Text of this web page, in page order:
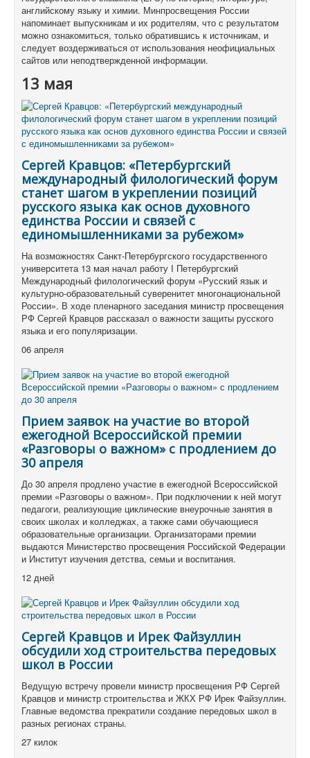
английскому языку и химии. Минпросвещения России
напоминает выпускникам и их родителям, что с результатом
можно ознакомиться, только обратившись к источникам, и
следует воздерживаться от использования неофициальных
сайтов или неподтвержденной информации.
13 мая
Сергей Кравцов: «Петербургский
международный филологический форум
станет шагом в укреплении позиций
русского языка как основ духовного
единства России и связей с
единомышленниками за рубежом»
На возможностях Санкт-Петербургского государственного
университета 13 мая начал работу I Петербургский
Международный филологический форум «Русский язык и
культурно-образовательный суверенитет многонациональной
России». В ходе пленарного заседания министр просвещения
РФ Сергей Кравцов рассказал о важности защиты русского
языка и его популяризации.
06 апреля
Прием заявок на участие во второй
ежегодной Всероссийской премии
«Разговоры о важном» с продлением до
30 апреля
До 30 апреля продлено участие в ежегодной Всероссийской
премии «Разговоры о важном». При подключении к ней могут
педагоги, реализующие циклические внеурочные занятия в
своих школах и колледжах, а также сами обучающиеся
образовательные организации. Организаторами премии
выдаются Министерство просвещения Российской Федерации
и Институт изучения детства, семьи и воспитания.
12 дней
Сергей Кравцов и Ирек Файзуллин
обсудили ход строительства передовых
школ в России
Ведущую встречу провели министр просвещения РФ Сергей
Кравцов и министр строительства и ЖКХ РФ Ирек Файзуллин.
Главные ведомства прекратили создание передовых школ в
разных регионах страны.
27 килок